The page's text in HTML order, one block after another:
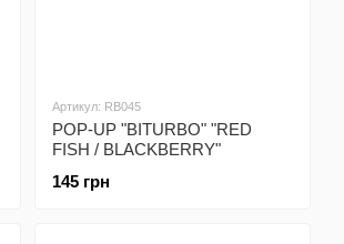
Артикул: RB045
POP-UP "BITURBO" "RED
FISH / BLACKBERRY"
145 грн